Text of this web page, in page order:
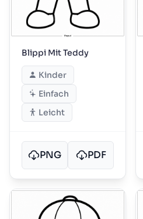
Blippi Mit Teddy
Kinder
Einfach
Leicht
PNG PDF